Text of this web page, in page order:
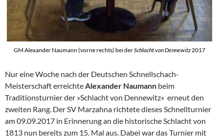
GM Alexander Naumann (vorne rechts) bei derSchlacht von Dennewitz2017
Nur eine Woche nach der Deutschen Schnellschach-
Meisterschaft erreichteAlexander Naumann beim
Traditionsturnier der »Schlacht von Dennewitz« erneut den
zweiten Rang. Der SV Marzahna richtete dieses Schnellturnier
am 09.09.2017 in Erinnerung an die historische Schlacht von
1813 nun bereits zum 15. Mal aus. Dabei war das Turnier mit